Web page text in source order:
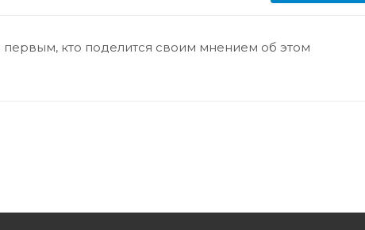
кто поделится своим мнением об этом